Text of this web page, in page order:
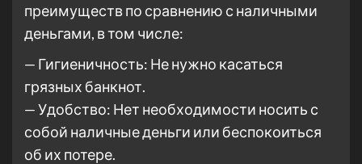
преимуществ по сравнению с наличными
деньгами, в том числе:
— Гигиеничность: Не нужно касаться
грязных банкнот.
— Удобство: Нет необходимости носить с
собой наличные деньги или беспокоиться
об их потере.